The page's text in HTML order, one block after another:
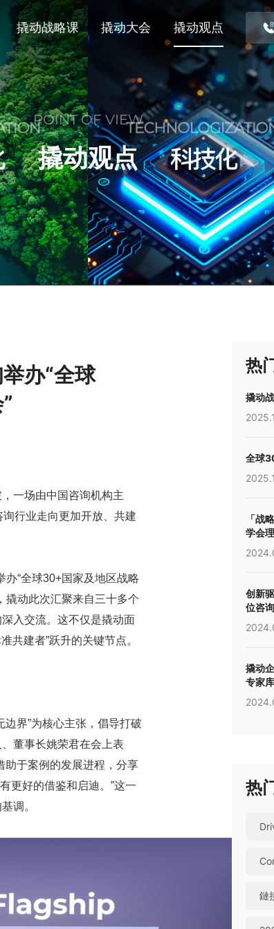
撬动战略课 撬动大会 撬动观点
POINT OF VIEW
撬动观点
办“全球
一场由中国咨询机构主
行业走向更加开放、共建
“全球30+国家及地区战略
撬动此次汇聚来自三十多个
入交流。这不仅是撬动面
共建者”跃升的关键节点。
界”为核心主张，倡导打破
董事长姚荣君在会上表
助于案例的发展进程，分享
更好的借鉴和启迪。”这一
调。
热
撬动
全球
「战
学会
创新
位咨
撬动
专家
热
鏈
功